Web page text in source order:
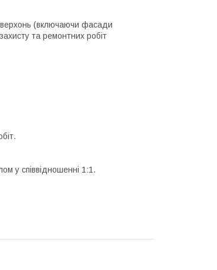
(включаючи фасади
та ремонтних робіт
у співвідношенні 1:1.